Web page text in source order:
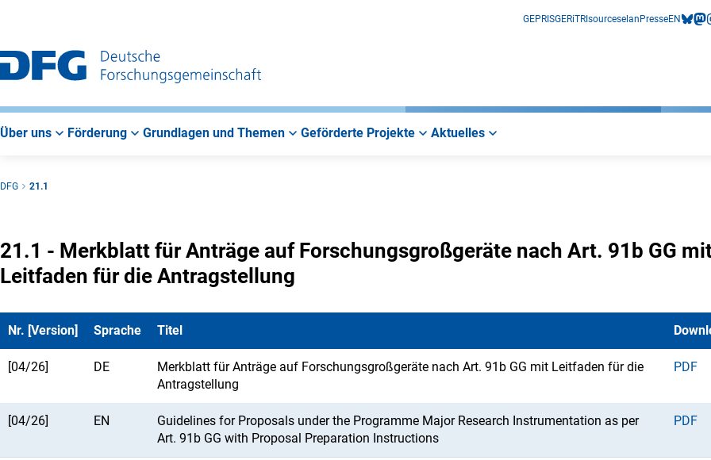
GEPRISGERiTRIsourceselan PresseEN
Über uns Förderung Grundlagen und Themen Geförderte Projekte Aktuelles
DFG 21.1
21.1 - Merkblatt für Anträge auf Forschungsgroßgeräte nach Art. 91b GG
Leitfaden für die Antragstellung
Nr. [Version] Sprache Titel
[04/26] DE
Merkblatt für Anträge auf Forschungsgroßgeräte nach Art. 91b GG mit Leitfaden für die
Antragstellung
PDF
[04/26] EN
Guidelines for Proposals under the Programme Major Research Instrumentation as per
Art. 91b GG with Proposal Preparation Instructions
PDF